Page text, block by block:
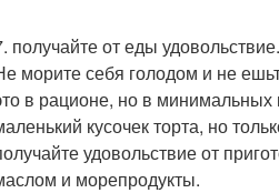
получайте от еды удовольствие.
морите себя голодом и не
в рационе, но в минимальных
кусочек торта, но
удовольствие от
и морепродукты.